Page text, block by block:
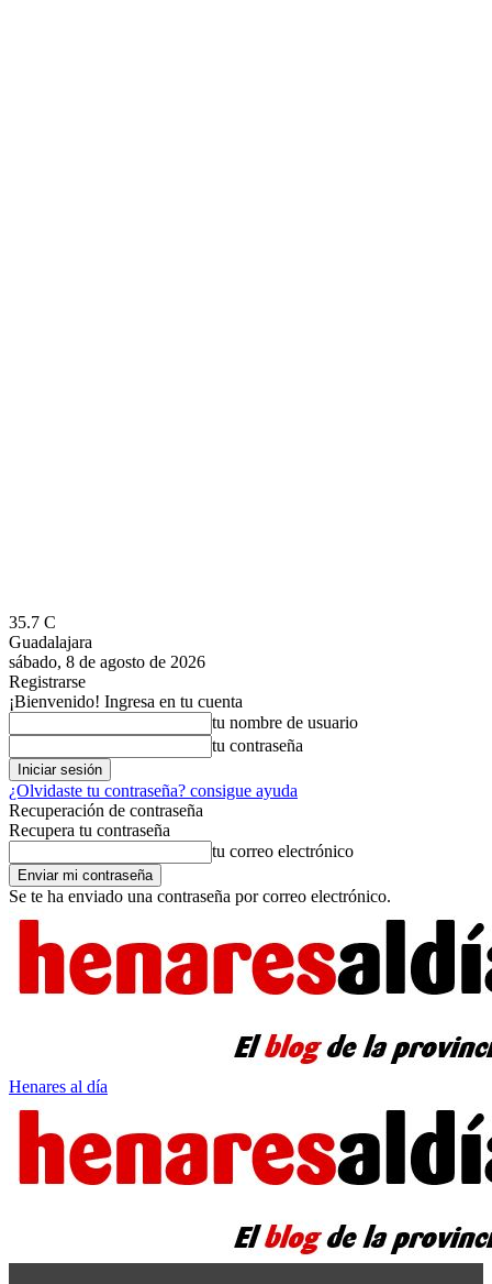
35.7 C
Guadalajara
sábado, 8 de agosto de 2026
Registrarse
¡Bienvenido! Ingresa en tu cuenta
tu nombre de usuario
tu contraseña
¿Olvidaste tu contraseña? consigue ayuda
Recuperación de contraseña
Recupera tu contraseña
tu correo electrónico
Se te ha enviado una contraseña por correo electrónico.
Henares al día